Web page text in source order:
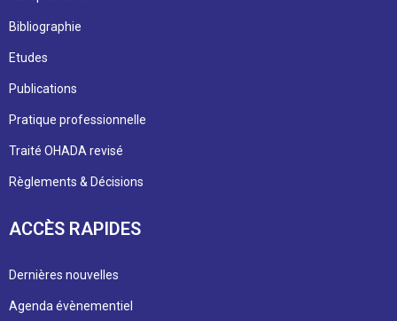
Bibliographie
Etudes
Publications
Pratique professionnelle
Traité OHADA revisé
Règlements & Décisions
ACCÈS RAPIDES
Dernières nouvelles
Agenda évènementiel